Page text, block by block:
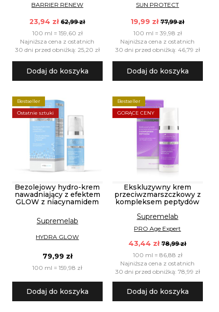
BARRIER RENEW
23,94 zł 62,99 zł
100 ml = 159,60 zł
Najniższa cena z ostatnich
30 dni przed obniżką: 25,20 zł
Dodaj do koszyka
SUN PROTECT
19,99 zł 77,99 zł
100 ml = 39,98 zł
Najniższa cena z ostatnich
30 dni przed obniżką: 46,79 zł
Dodaj do koszyka
Bestseller
Ostatnie sztuki
Bezolejowy hydro-krem
nawadniający z efektem
GLOW z niacynamidem
Supremelab
HYDRA GLOW
79,99 zł
100 ml = 159,98 zł
Dodaj do koszyka
Bestseller
GORĄCE CENY
Ekskluzywny krem
przeciwzmarszczkowy z
kompleksem peptydów
Supremelab
PRO Age Expert
43,44 zł 78,99 zł
100 ml = 86,88 zł
Najniższa cena z ostatnich
30 dni przed obniżką: 78,99 zł
Dodaj do koszyka